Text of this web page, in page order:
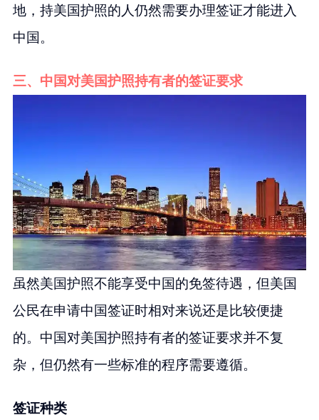
地，持美国护照的人仍然需要办理签证才能进入
中国。
三、中国对美国护照持有者的签证要求
虽然美国护照不能享受中国的免签待遇，但美国
公民在申请中国签证时相对来说还是比较便捷
的。中国对美国护照持有者的签证要求并不复
杂，但仍然有一些标准的程序需要遵循。
签证种类